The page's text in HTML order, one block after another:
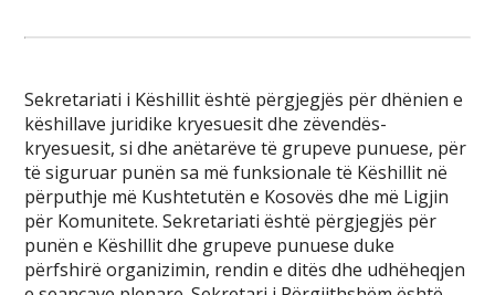
Sekretariati i Këshillit është përgjegjës për dhënien e
këshillave juridike kryesuesit dhe zëvendës-
kryesuesit, si dhe anëtarëve të grupeve punuese, për
të siguruar punën sa më funksionale të Këshillit në
përputhje më Kushtetutën e Kosovës dhe më Ligjin
për Komunitete. Sekretariati është përgjegjës për
punën e Këshillit dhe grupeve punuese duke
përfshirë organizimin, rendin e ditës dhe udhëheqjen